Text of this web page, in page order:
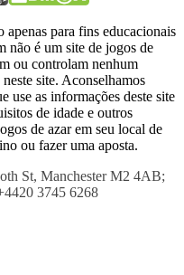
apenas para fins educacionais
não é um site de jogos de
ou controlam nenhum
site. Aconselhamos
use as informações deste site
de idade e outros
de azar em seu local de
ou fazer uma aposta.
St, Manchester M2 4AB;
3745 6268